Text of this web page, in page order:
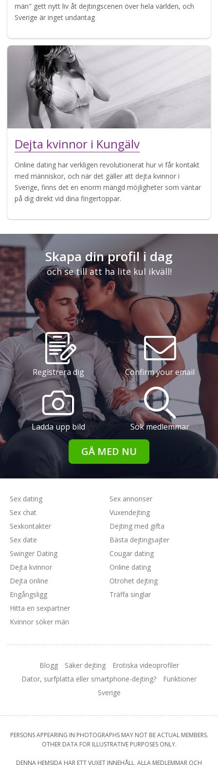
män" gett nytt liv åt dejtingscenen över hela världen, och
Sverige är inget undantag
Dejta kvinnor i Kungälv
Online dating har verkligen revolutionerat hur vi får kontakt
med människor, och när det gäller att dejta kvinnor i
Sverige, finns det en enorm mängd möjligheter som väntar
på dig direkt vid dina fingertoppar.
Skapa din profil i dag
och se till att ha lite kul ikväll!
Registrera dig Confirm your email
Ladda upp bild Sök medlemmar
GÅ MED NU
Sex dating
Sex chat
Sexkontakter
Sex date
Swinger Dating
Sex annonser
Vuxendejting
Dejting med gifta
Bästa dejtingsajter
Cougar dating
Dejta kvinnor
Dejta online
Engångsligg
Hitta en sexpartner
Kvinnor söker män
Online dating
Otrohet dejting
Träffa singlar
Blogg Säker dejting
Erotiska videoprofiler
Dator, surfplatta eller smartphone-dejting?
Funktioner
Sverige
PERSONS APPEARING IN PHOTOGRAPHS MAY NOT BE ACTUAL MEMBERS.
OTHER DATA FOR ILLUSTRATIVE PURPOSES ONLY.
DENNA HEMSIDA HAR ETT VUXET INNEHÅLL, ALLA MEDLEMMAR OCH